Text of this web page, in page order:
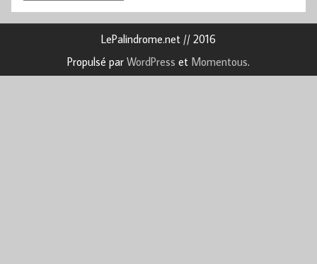
LePalindrome.net // 2016
Propulsé par WordPress et Momentous.